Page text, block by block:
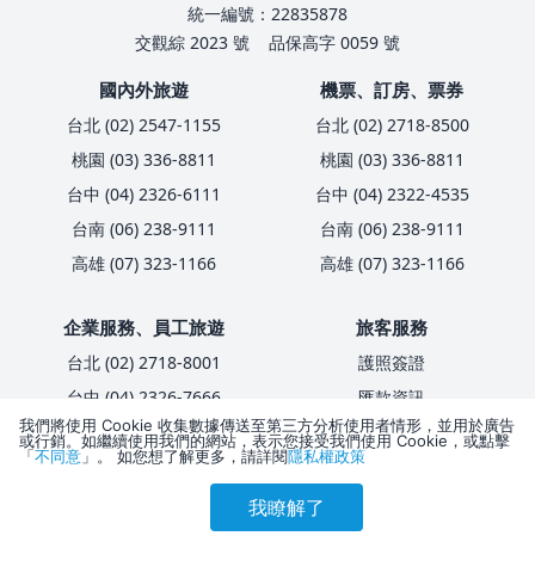
刷卡優惠 會員訂購
統一編號：22835878
交觀綜 2023 號
品保高字 0059 號
國內外旅遊
台北 (02) 2547-1155
桃園 (03) 336-8811
台中 (04) 2326-6111
台南 (06) 238-9111
高雄 (07) 323-1166
機票、訂房、票券
台北 (02) 2718-8500
桃園 (03) 336-8811
台中 (04) 2322-4535
台南 (06) 238-9111
高雄 (07) 323-1166
企業服務、員工旅遊
台北 (02) 2718-8001
台中 (04) 2326-7666
高雄 (07) 321-2292
國內/入境客製化包團
旅客服務
護照簽證
匯款資訊
卡友優惠
我們將使用 Cookie 收集數據傳送至第三方分析使用者情形，並用於廣告
或行銷。如繼續使用我們的網站，表示您接受我們使用 Cookie，或點擊
「不同意 」。 如您想了解更多，請詳閱隱私權政策
我瞭解了